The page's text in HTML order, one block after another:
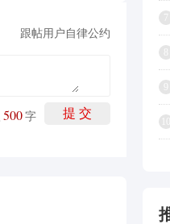
跟帖用户自律公约
提 交
500 字
7